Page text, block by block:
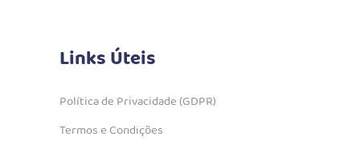
Links Úteis
Política de Privacidade (GDPR)
Termos e Condições